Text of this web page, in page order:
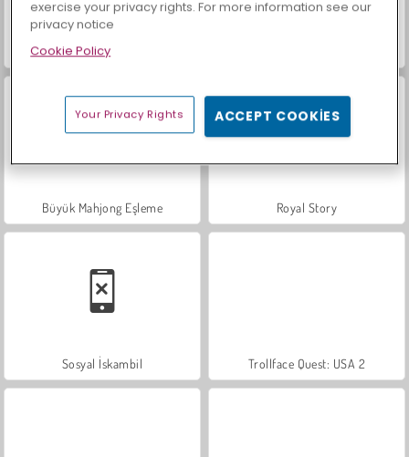
Farm Merge Valley
Büyük Mahjong Eşleme Royal Story
Sosyal İskambil Trollface Quest: USA 2
exercise your privacy rights. For more information see our
privacy notice
Cookie Policy
Your Privacy Rights ACCEPT COOKIES